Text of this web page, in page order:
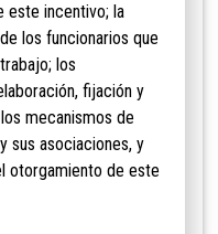
este incentivo; la
los funcionarios que
los
fijación y
mecanismos de
sus asociaciones, y
otorgamiento de este